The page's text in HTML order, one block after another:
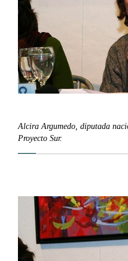
Alcira Argumedo, diputada
Proyecto Sur.